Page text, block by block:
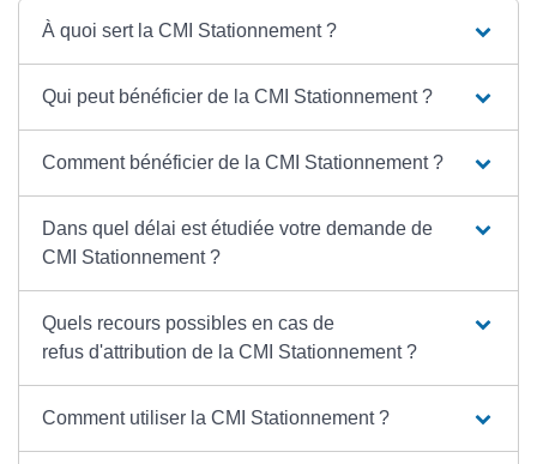
À quoi sert la CMI Stationnement ?
Qui peut bénéficier de la CMI Stationnement ?
Comment bénéficier de la CMI Stationnement ?
Dans quel délai est étudiée votre demande de
CMI Stationnement ?
Quels recours possibles en cas de
refus d'attribution de la CMI Stationnement ?
Comment utiliser la CMI Stationnement ?